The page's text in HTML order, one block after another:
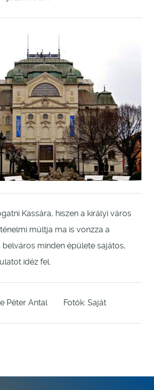
Kassára, hiszen a királyi város
múltja ma is vonzza a
belváros minden épülete sajátos,
idéz fel.
Péter Antal Fotók: Saját